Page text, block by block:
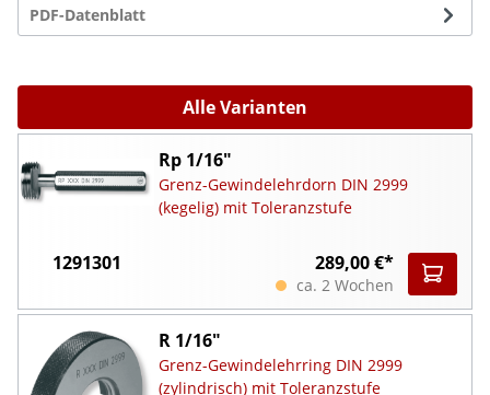
PDF-Datenblatt
Alle Varianten
Rp 1/16"
Grenz-Gewindelehrdorn DIN 2999
(kegelig) mit Toleranzstufe
1291301 289,00 €*
ca. 2 Wochen
R 1/16"
Grenz-Gewindelehrring DIN 2999
(zylindrisch) mit Toleranzstufe